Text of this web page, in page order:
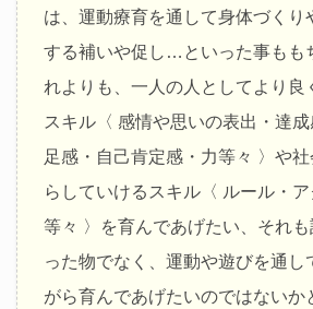
は、運動療育を通して身体づくり
する補いや促し…といった事もも
れよりも、一人の人としてより良
スキル〈 感情や思いの表出・達
足感・自己肯定感・力等々 〉や
らしていけるスキル〈 ルール・
等々 〉を育んであげたい、それ
った物でなく、運動や遊びを通し
がら育んであげたいのではないか